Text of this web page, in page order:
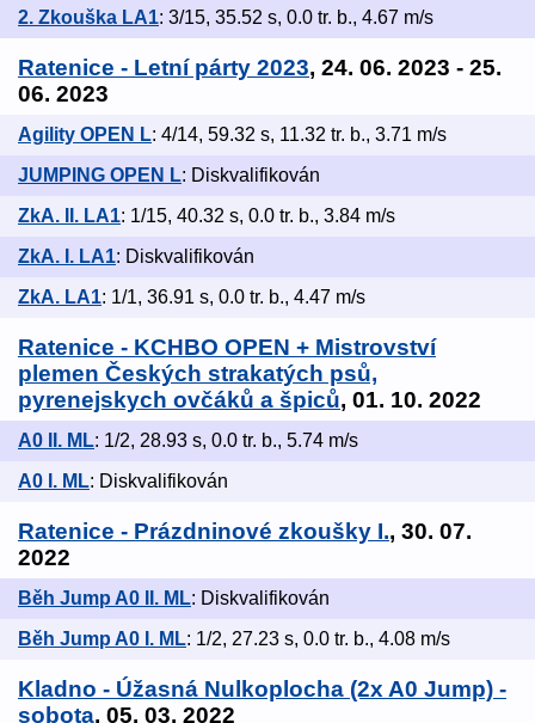
2. Zkouška LA1: 3/15, 35.52 s, 0.0 tr. b., 4.67 m/s
Ratenice - Letní párty 2023, 24. 06. 2023 - 25.
06. 2023
Agility OPEN L: 4/14, 59.32 s, 11.32 tr. b., 3.71 m/s
JUMPING OPEN L: Diskvalifikován
ZkA. II. LA1: 1/15, 40.32 s, 0.0 tr. b., 3.84 m/s
ZkA. I. LA1: Diskvalifikován
ZkA. LA1: 1/1, 36.91 s, 0.0 tr. b., 4.47 m/s
Ratenice - KCHBO OPEN + Mistrovství
plemen Českých strakatých psů,
pyrenejskych ovčáků a špiců, 01. 10. 2022
A0 II. ML: 1/2, 28.93 s, 0.0 tr. b., 5.74 m/s
A0 I. ML: Diskvalifikován
Ratenice - Prázdninové zkoušky I., 30. 07.
2022
Běh Jump A0 II. ML: Diskvalifikován
Běh Jump A0 I. ML: 1/2, 27.23 s, 0.0 tr. b., 4.08 m/s
Kladno - Úžasná Nulkoplocha (2x A0 Jump) -
sobota, 05. 03. 2022